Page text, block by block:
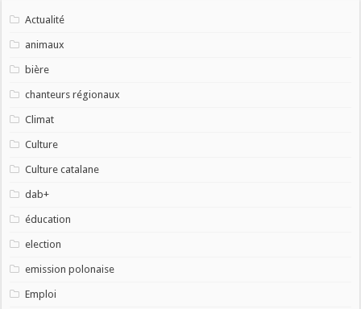
Actualité
animaux
bière
chanteurs régionaux
Climat
Culture
Culture catalane
dab+
éducation
election
emission polonaise
Emploi